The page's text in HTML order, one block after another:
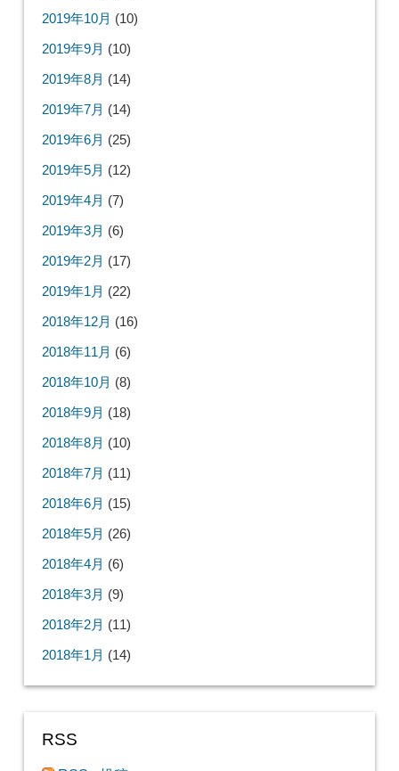
2019年10月 (10)
2019年9月 (10)
2019年8月 (14)
2019年7月 (14)
2019年6月 (25)
2019年5月 (12)
2019年4月 (7)
2019年3月 (6)
2019年2月 (17)
2019年1月 (22)
2018年12月 (16)
2018年11月 (6)
2018年10月 (8)
2018年9月 (18)
2018年8月 (10)
2018年7月 (11)
2018年6月 (15)
2018年5月 (26)
2018年4月 (6)
2018年3月 (9)
2018年2月 (11)
2018年1月 (14)
RSS